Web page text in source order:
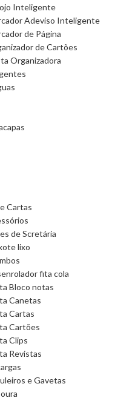
Inteligente
Adeviso Inteligente
de Página
de Cartões
Organizadora
Cartas
de Scretária
lixo
fita cola
Bloco notas
Canetas
Cartas
Cartões
Clips
Revistas
e Gavetas